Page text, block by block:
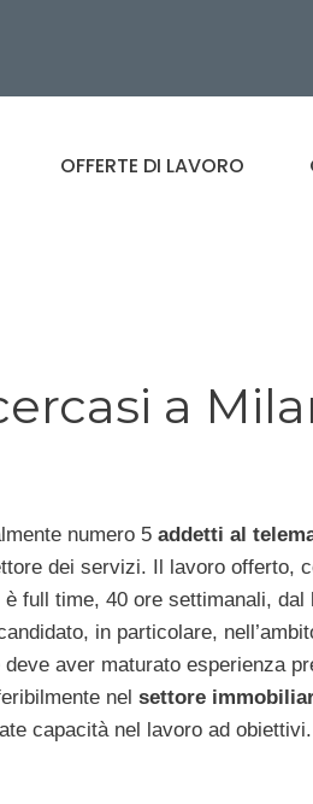
OFFERTE DI LAVORO
a
numero 5 addetti al
dei servizi. Il lavoro offerto,
full time, 40 ore settimanali,
in particolare,
aver maturato esperienza
nel settore
capacità nel lavoro ad